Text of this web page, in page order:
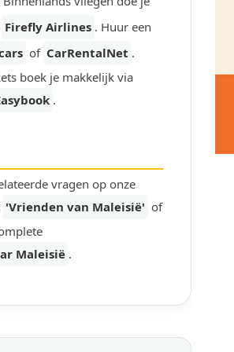
Firefly Airlines . Huur een
of CarRentalNet .
boek je makkelijk via
.
vragen op onze
'Vrienden van Maleisië' of
Maleisië .